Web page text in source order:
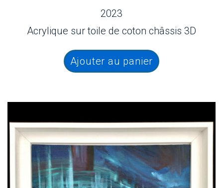
2023
Acrylique sur toile de coton châssis 3D
Ajouter au panier